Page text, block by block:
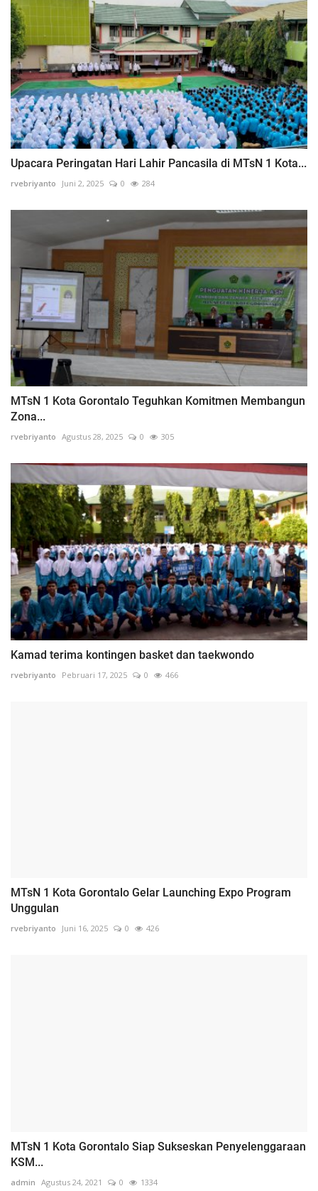
Upacara Peringatan Hari Lahir Pancasila di MTsN 1 Kota...
rvebriyanto Juni 2, 2025 0 284
MTsN 1 Kota Gorontalo Teguhkan Komitmen Membangun
Zona...
rvebriyanto Agustus 28, 2025 0 305
Kamad terima kontingen basket dan taekwondo
rvebriyanto Pebruari 17, 2025 0 466
MTsN 1 Kota Gorontalo Gelar Launching Expo Program
Unggulan
rvebriyanto Juni 16, 2025 0 426
MTsN 1 Kota Gorontalo Siap Sukseskan Penyelenggaraan
KSM...
admin Agustus 24, 2021 0 1334